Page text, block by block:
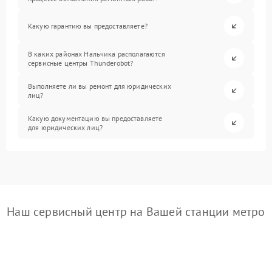
Какую гарантию вы предоставляете?
В каких районах Нальчика располагаются
сервисные центры Thunderobot?
Выполняете ли вы ремонт для юридических
лиц?
Какую документацию вы предоставляете
для юридических лиц?
Наш сервисный центр на Вашей станции метро